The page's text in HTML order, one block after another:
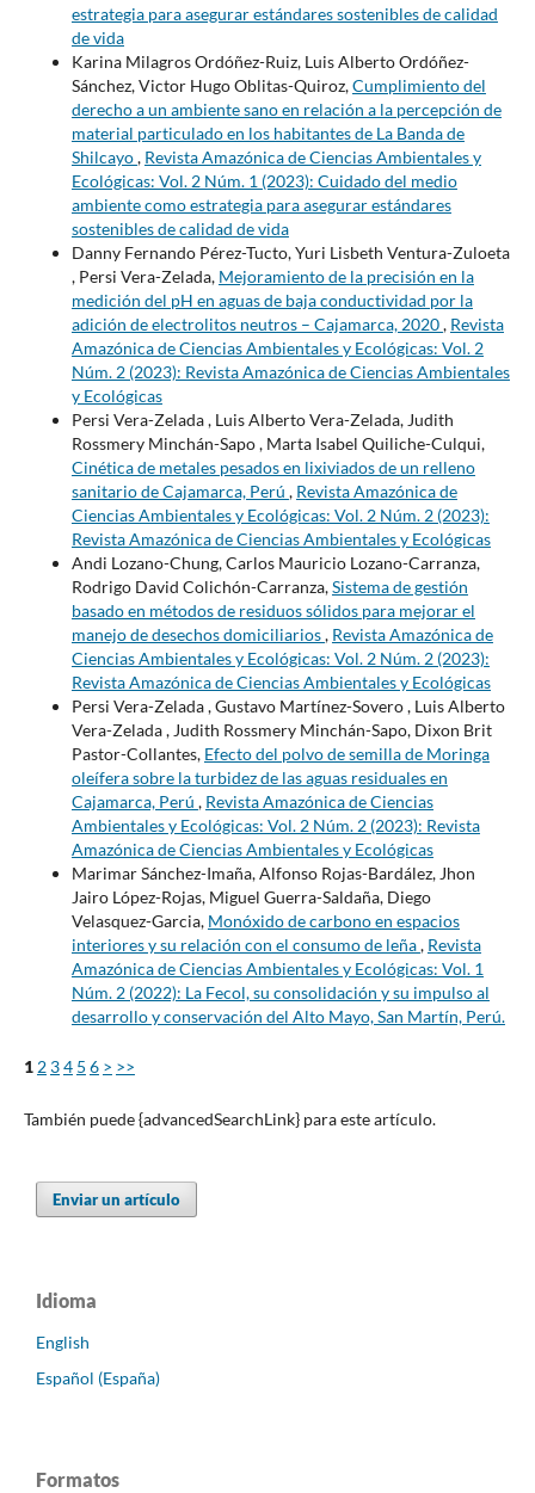
estrategia para asegurar estándares sostenibles de calidad
de vida
Karina Milagros Ordóñez-Ruiz, Luis Alberto Ordóñez-
Sánchez, Victor Hugo Oblitas-Quiroz,Cumplimiento del
derecho a un ambiente sano en relación a la percepción de
material particulado en los habitantes de La Banda de
Shilcayo, Revista Amazónica de Ciencias Ambientales y
Ecológicas: Vol. 2 Núm. 1 (2023): Cuidado del medio
ambiente como estrategia para asegurar estándares
sostenibles de calidad de vida
Danny Fernando Pérez-Tucto, Yuri Lisbeth Ventura-Zuloeta
, Persi Vera-Zelada, Mejoramiento de la precisión en la
medición del pH en aguas de baja conductividad por la
adición de electrolitos neutros – Cajamarca, 2020, Revista
Amazónica de Ciencias Ambientales y Ecológicas: Vol. 2
Núm. 2 (2023): Revista Amazónica de Ciencias Ambientales
y Ecológicas
Persi Vera-Zelada , Luis Alberto Vera-Zelada, Judith
Rossmery Minchán-Sapo , Marta Isabel Quiliche-Culqui,
Cinética de metales pesados en lixiviados de un relleno
sanitario de Cajamarca, Perú , Revista Amazónica de
Ciencias Ambientales y Ecológicas: Vol. 2 Núm. 2 (2023):
Revista Amazónica de Ciencias Ambientales y Ecológicas
Andi Lozano-Chung, Carlos Mauricio Lozano-Carranza,
Rodrigo David Colichón-Carranza,Sistema de gestión
basado en métodos de residuos sólidos para mejorar el
manejo de desechos domiciliarios, Revista Amazónica de
Ciencias Ambientales y Ecológicas: Vol. 2 Núm. 2 (2023):
Revista Amazónica de Ciencias Ambientales y Ecológicas
Persi Vera-Zelada , Gustavo Martínez-Sovero , Luis Alberto
Vera-Zelada , Judith Rossmery Minchán-Sapo, Dixon Brit
Pastor-Collantes, Efecto del polvo de semilla de Moringa
oleífera sobre la turbidez de las aguas residuales en
Cajamarca, Perú , Revista Amazónica de Ciencias
Ambientales y Ecológicas: Vol. 2 Núm. 2 (2023): Revista
Amazónica de Ciencias Ambientales y Ecológicas
Marimar Sánchez-Imaña, Alfonso Rojas-Bardález, Jhon
Jairo López-Rojas, Miguel Guerra-Saldaña, Diego
Velasquez-Garcia, Monóxido de carbono en espacios
interiores y su relación con el consumo de leña, Revista
Amazónica de Ciencias Ambientales y Ecológicas: Vol. 1
Núm. 2 (2022): La Fecol, su consolidación y su impulso al
desarrollo y conservación del Alto Mayo, San Martín, Perú.
1 2 34 5 6 > >>
También puede {advancedSearchLink} para este artículo.
Enviar un artículo
Idioma
English
Español (España)
Formatos